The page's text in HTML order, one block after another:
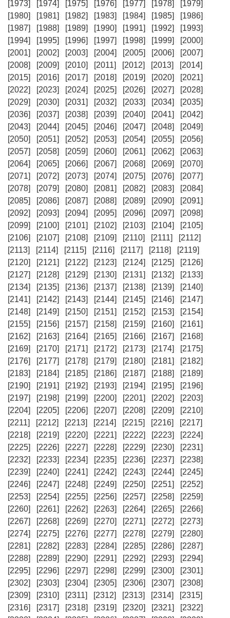
[1973] [1974] [1975] [1976] [1977] [1978]
[1979]
[1980]
[1981] [1982] [1983] [1984] [1985]
[1986]
[1987]
[1988] [1989] [1990] [1991] [1992]
[1993]
[1994]
[1995] [1996] [1997] [1998] [1999]
[2000]
[2001]
[2002] [2003] [2004] [2005] [2006]
[2007]
[2008]
[2009] [2010] [2011] [2012] [2013]
[2014]
[2015]
[2016] [2017] [2018] [2019] [2020]
[2021]
[2022]
[2023] [2024] [2025] [2026] [2027]
[2028]
[2029]
[2030] [2031] [2032] [2033] [2034]
[2035]
[2036]
[2037] [2038] [2039] [2040] [2041]
[2042]
[2043]
[2044] [2045] [2046] [2047] [2048]
[2049]
[2050]
[2051] [2052] [2053] [2054] [2055]
[2056]
[2057]
[2058] [2059] [2060] [2061] [2062]
[2063]
[2064]
[2065] [2066] [2067] [2068] [2069]
[2070]
[2071]
[2072] [2073] [2074] [2075] [2076]
[2077]
[2078]
[2079] [2080] [2081] [2082] [2083]
[2084]
[2085]
[2086] [2087] [2088] [2089] [2090]
[2091]
[2092]
[2093] [2094] [2095] [2096] [2097]
[2098]
[2099]
[2100] [2101] [2102] [2103] [2104]
[2105]
[2106]
[2107] [2108] [2109] [2110] [2111]
[2112]
[2113]
[2114] [2115] [2116] [2117] [2118]
[2119]
[2120]
[2121] [2122] [2123] [2124] [2125]
[2126]
[2127]
[2128] [2129] [2130] [2131] [2132]
[2133]
[2134]
[2135] [2136] [2137] [2138] [2139]
[2140]
[2141]
[2142] [2143] [2144] [2145] [2146]
[2147]
[2148]
[2149] [2150] [2151] [2152] [2153]
[2154]
[2155]
[2156] [2157] [2158] [2159] [2160]
[2161]
[2162]
[2163] [2164] [2165] [2166] [2167]
[2168]
[2169]
[2170] [2171] [2172] [2173] [2174]
[2175]
[2176]
[2177] [2178] [2179] [2180] [2181]
[2182]
[2183]
[2184] [2185] [2186] [2187] [2188]
[2189]
[2190]
[2191] [2192] [2193] [2194] [2195]
[2196]
[2197]
[2198] [2199] [2200] [2201] [2202]
[2203]
[2204]
[2205] [2206] [2207] [2208] [2209]
[2210]
[2211]
[2212] [2213] [2214] [2215] [2216]
[2217]
[2218]
[2219] [2220] [2221] [2222] [2223]
[2224]
[2225]
[2226] [2227] [2228] [2229] [2230]
[2231]
[2232]
[2233] [2234] [2235] [2236] [2237]
[2238]
[2239]
[2240] [2241] [2242] [2243] [2244]
[2245]
[2246]
[2247] [2248] [2249] [2250] [2251]
[2252]
[2253]
[2254] [2255] [2256] [2257] [2258]
[2259]
[2260]
[2261] [2262] [2263] [2264] [2265]
[2266]
[2267]
[2268] [2269] [2270] [2271] [2272]
[2273]
[2274]
[2275] [2276] [2277] [2278] [2279]
[2280]
[2281]
[2282] [2283] [2284] [2285] [2286]
[2287]
[2288]
[2289] [2290] [2291] [2292] [2293]
[2294]
[2295]
[2296] [2297] [2298] [2299] [2300]
[2301]
[2302]
[2303] [2304] [2305] [2306] [2307]
[2308]
[2309]
[2310] [2311] [2312] [2313] [2314]
[2315]
[2316]
[2317] [2318] [2319] [2320] [2321]
[2322]